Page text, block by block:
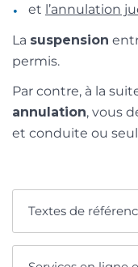
et l’annulation
La suspension
permis.
Par contre, à la
annulation, vous
et conduite ou
Textes de